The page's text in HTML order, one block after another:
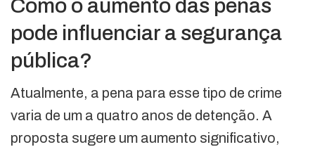
Como o aumento das penas
pode influenciar a segurança
pública?
Atualmente, a pena para esse tipo de crime
varia de um a quatro anos de detenção. A
proposta sugere um aumento significativo,